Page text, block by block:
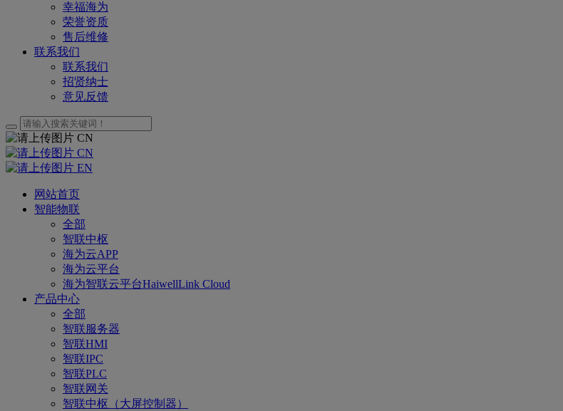
幸福海为
荣誉资质
售后维修
联系我们
联系我们
招贤纳士
意见反馈
CN
CN
EN
网站首页
智能物联
全部
智联中枢
海为云APP
海为云平台
海为智联云平台HaiwellLink Cloud
产品中心
全部
智联服务器
智联HMI
智联IPC
智联PLC
智联网关
智联中枢（大屏控制器）